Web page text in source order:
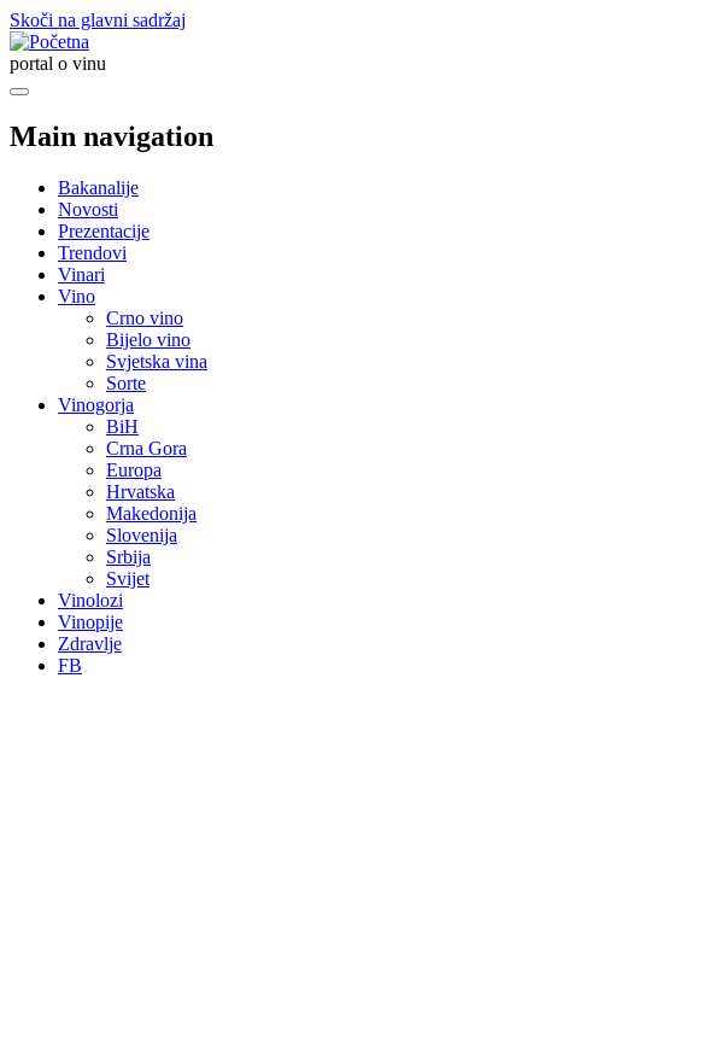
Skoči na glavni sadržaj
portal o vinu
Main navigation
Bakanalije
Novosti
Prezentacije
Trendovi
Vinari
Vino
Crno vino
Bijelo vino
Svjetska vina
Sorte
Vinogorja
BiH
Crna Gora
Europa
Hrvatska
Makedonija
Slovenija
Srbija
Svijet
Vinolozi
Vinopije
Zdravlje
FB